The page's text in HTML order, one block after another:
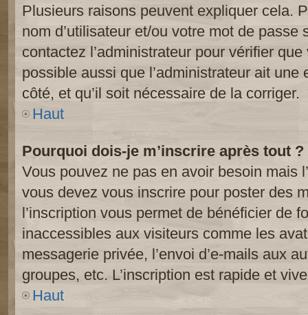
Plusieurs raisons peuvent expliquer cela.
nom d’utilisateur et/ou votre mot de passe
contactez l’administrateur pour vérifier
possible aussi que l’administrateur ait
côté, et qu’il soit nécessaire de la corriger.
Haut
Pourquoi dois-je m’inscrire après tout ?
Vous pouvez ne pas en avoir besoin mais
vous devez vous inscrire pour poster des
l’inscription vous permet de bénéficier de
inaccessibles aux visiteurs comme les
messagerie privée, l’envoi d’e-mails aux
groupes, etc. L’inscription est rapide et
Haut